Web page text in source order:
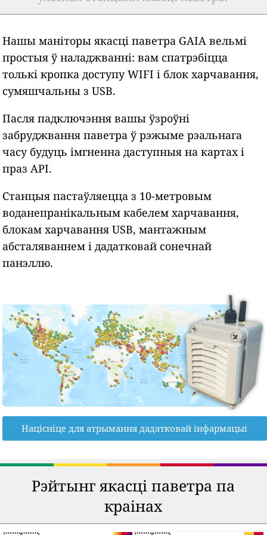
Нашы маніторы якасці паветра GAIA вельмі
простыя ў наладжванні: вам спатрэбіцца
толькі кропка доступу WIFI і блок харчавання,
сумяшчальны з USB.
Пасля падключэння вашы ўзроўні
забруджвання паветра ў рэжыме рэальнага
часу будуць імгненна даступныя на картах і
праз API.
Станцыя пастаўляецца з 10-метровым
воданепранікальным кабелем харчавання,
блокам харчавання USB, мантажным
абсталяваннем і дадатковай сонечнай
панэллю.
Націсніце для атрымання дадатковай інфармацыі
Рэйтынг якасці паветра па
краінах